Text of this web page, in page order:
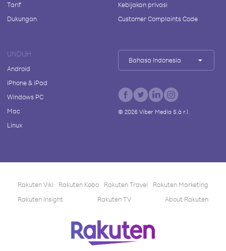
Tarif
Dukungan
Kebijakan privasi
Customer Complaints Code
UNDUH
Android
iPhone & iPad
Windows PC
Mac
Linux
Bahasa Indonesia
© 2026Viber Media S.à r.l.
Rakuten Viki Rakuten Kobo Rakuten Travel
Rakuten Marketing
Rakuten Insight
Rakuten TV About Rakuten